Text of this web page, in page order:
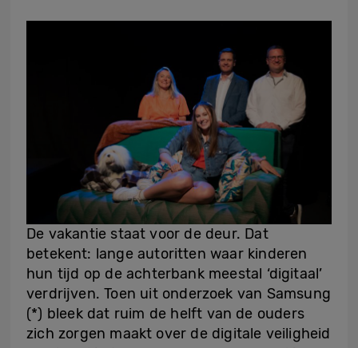
De vakantie staat voor de deur. Dat
betekent: lange autoritten waar kinderen
hun tijd op de achterbank meestal ‘digitaal’
verdrijven. Toen uit onderzoek van Samsung
(*) bleek dat ruim de helft van de ouders
zich zorgen maakt over de digitale veiligheid